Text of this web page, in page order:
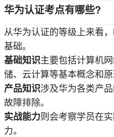
华为认证考点有哪些?
从华为认证的等级上来看
基础。
基础知识主要包括计算机
储、云计算等基本概念和原
产品知识涉及华为各类产
故障排除。
实战能力则会考察学员在
力。